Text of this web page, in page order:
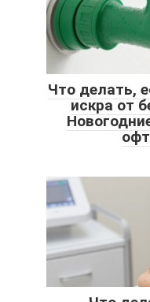
Что делать,
искра от